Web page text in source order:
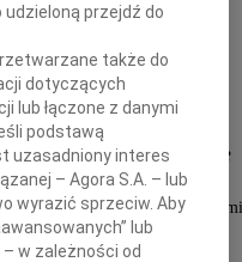
wiadomość o śmierci
Pani
Królikowskiej
radnej Rady Miejskiej w
przejdź do
także do
dotyczących
lub łączone z danymi
podstawą
uzasadniony interes
– Agora S.A. – lub
wyrazić sprzeciw. Aby
lub
w zależności od